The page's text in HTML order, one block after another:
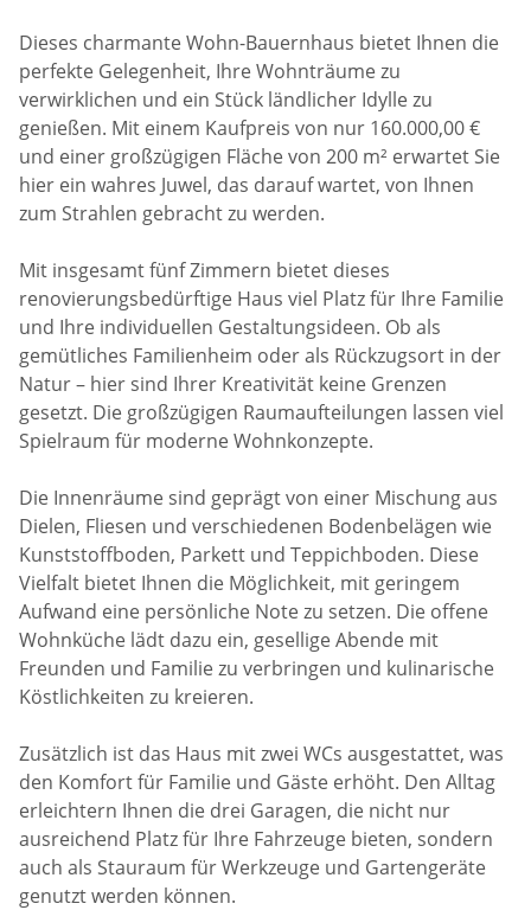
Dieses charmante Wohn-Bauernhaus bietet Ihnen die
perfekte Gelegenheit, Ihre Wohnträume zu
verwirklichen und ein Stück ländlicher Idylle zu
genießen. Mit einem Kaufpreis von nur 160.000,00 €
und einer großzügigen Fläche von 200 m² erwartet Sie
hier ein wahres Juwel, das darauf wartet, von Ihnen
zum Strahlen gebracht zu werden.
Mit insgesamt fünf Zimmern bietet dieses
renovierungsbedürftige Haus viel Platz für Ihre Familie
und Ihre individuellen Gestaltungsideen. Ob als
gemütliches Familienheim oder als Rückzugsort in der
Natur – hier sind Ihrer Kreativität keine Grenzen
gesetzt. Die großzügigen Raumaufteilungen lassen viel
Spielraum für moderne Wohnkonzepte.
Die Innenräume sind geprägt von einer Mischung aus
Dielen, Fliesen und verschiedenen Bodenbelägen wie
Kunststoffboden, Parkett und Teppichboden. Diese
Vielfalt bietet Ihnen die Möglichkeit, mit geringem
Aufwand eine persönliche Note zu setzen. Die offene
Wohnküche lädt dazu ein, gesellige Abende mit
Freunden und Familie zu verbringen und kulinarische
Köstlichkeiten zu kreieren.
Zusätzlich ist das Haus mit zwei WCs ausgestattet, was
den Komfort für Familie und Gäste erhöht. Den Alltag
erleichtern Ihnen die drei Garagen, die nicht nur
ausreichend Platz für Ihre Fahrzeuge bieten, sondern
auch als Stauraum für Werkzeuge und Gartengeräte
genutzt werden können.